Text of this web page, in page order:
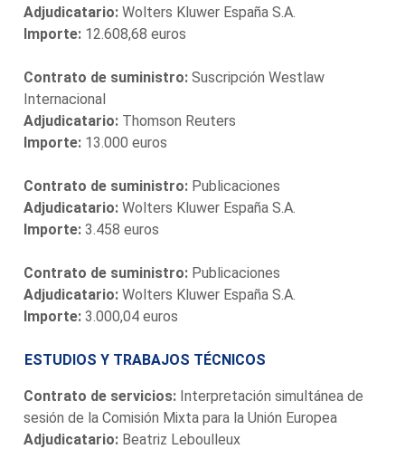
Adjudicatario: Wolters Kluwer España S.A.
Importe: 12.608,68 euros
Contrato de suministro: Suscripción Westlaw
Internacional
Adjudicatario: Thomson Reuters
Importe: 13.000 euros
Contrato de suministro: Publicaciones
Adjudicatario: Wolters Kluwer España S.A.
Importe: 3.458 euros
Contrato de suministro: Publicaciones
Adjudicatario: Wolters Kluwer España S.A.
Importe: 3.000,04 euros
ESTUDIOS Y TRABAJOS TÉCNICOS
Contrato de servicios: Interpretación simultánea de
sesión de la Comisión Mixta para la Unión Europea
Adjudicatario: Beatriz Leboulleux